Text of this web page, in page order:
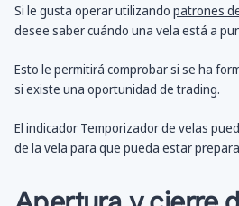
Si le gusta operar utilizando patrones
desee saber cuándo una vela está a
Esto le permitirá comprobar si se ha
si existe una oportunidad de trading.
El indicador Temporizador de velas
de la vela para que pueda estar